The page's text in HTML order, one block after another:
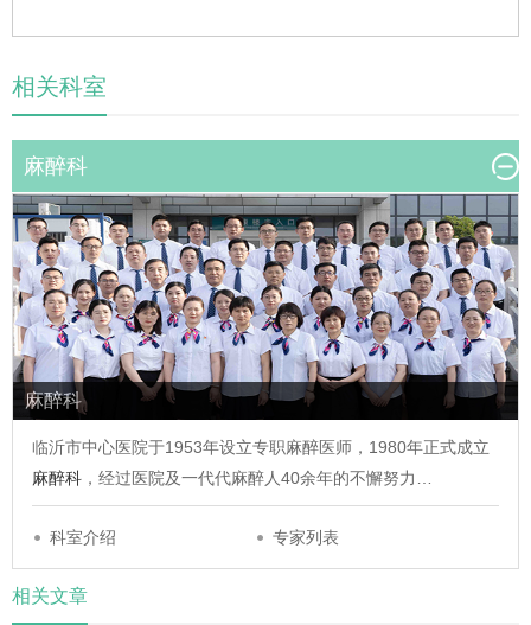
相关科室
麻醉科
麻醉科
临沂市中心医院于1953年设立专职麻醉医师，1980年正式成立
麻醉科 ，经过医院及一代代麻醉人40余年的不懈努力…
科室介绍 专家列表
相关文章